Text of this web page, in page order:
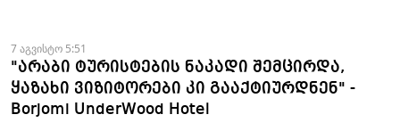
მომზადდა
7 აგვისტო 5:51
"არაბი ტურისტების ნაკადი შემცირდა,
ყაზახი ვიზიტორები კი გააქტიურდნენ" -
Borjomi UnderWood Hotel